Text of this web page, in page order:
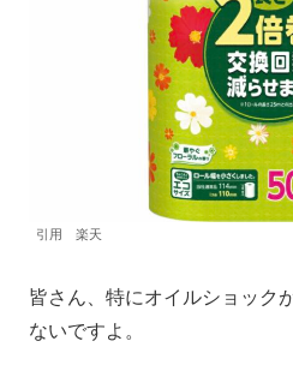
引用 楽天
皆さん、特にオイルショック
ないですよ。